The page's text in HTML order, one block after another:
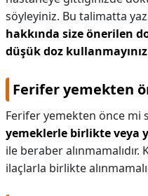
söyleyiniz. Bu talimatta
hakkında size önerilen
düşük doz kullanmayınız
Ferifer yemekten
Ferifer yemekten önce mi
yemeklerle birlikte veya
ile beraber
ilaçlarla birlikte